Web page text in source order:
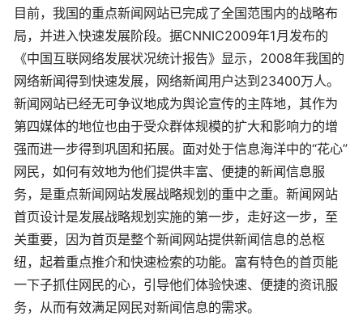
目前，我国的重点新闻网站已完成了全国范围内的战略布
局，并进入快速发展阶段。据CNNIC2009年1月发布的
《中国互联网络发展状况统计报告》显示，2008年我国的
网络新闻得到快速发展，网络新闻用户达到23400万人。
新闻网站已经无可争议地成为舆论宣传的主阵地，其作为
第四媒体的地位也由于受众群体规模的扩大和影响力的增
强而进一步得到巩固和拓展。面对处于信息海洋中的“花心”
网民，如何有效地为他们提供丰富、便捷的新闻信息服
务，是重点新闻网站发展战略规划的重中之重。新闻网站
首页设计是发展战略规划实施的第一步，走好这一步，至
关重要，因为首页是整个新闻网站提供新闻信息的总枢
纽，起着重点推介和快速检索的功能。富有特色的首页能
一下子抓住网民的心，引导他们体验快速、便捷的资讯服
务，从而有效满足网民对新闻信息的需求。